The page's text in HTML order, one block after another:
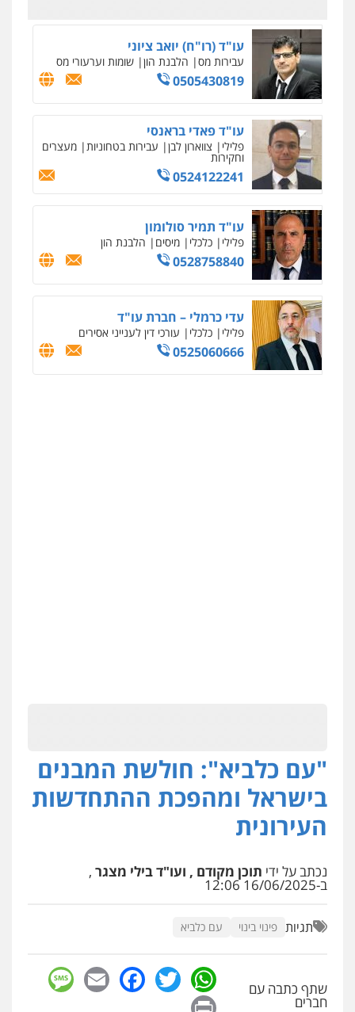
עו"ד (רו"ח) יואב ציוני
עבירות מס הלבנת הון שומות וערעורי מס
0505430819
עו"ד פאדי בראנסי
פלילי צווארון לבן עבירות בטחוניות מעצרים
וחקירות
0524122241
עו"ד תמיר סולומון
פלילי כלכלי מיסים הלבנת הון
0528758840
עדי כרמלי – חברת עו"ד
פלילי כלכלי עורכי דין לענייני אסירים
0525060666
"עם כלביא": חולשת המבנים
בישראל ומהפכת ההתחדשות
העירונית
נכתב על ידי תוכן מקודם , ועו"ד בילי מצגר ,
ב-16/06/2025 12:06
תגיות פינוי בינוי עם כלביא
שתף כתבה עם
חברים
WhatsApp
Twitter
Facebook
Email